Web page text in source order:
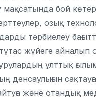
бой
озық
тәрбиелеу
жүйеге айналып
ұлттық
денсаулығын
және отандық